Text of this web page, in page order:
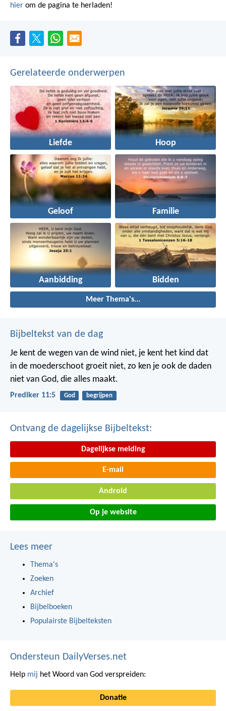
hier om de pagina te herladen!
Gerelateerde onderwerpen
Liefde Hoop
Geloof Familie
Aanbidding Bidden
Meer Thema's...
Bijbeltekst van de dag
Je kent de wegen van de wind niet, je kent het kind dat
in de moederschoot groeit niet, zo ken je ook de daden
niet van God, die alles maakt.
Prediker 11:5 God begrijpen
Ontvang de dagelijkse Bijbeltekst:
Dagelijkse melding
E-mail
Android
Op je website
Lees meer
Thema's
Zoeken
Archief
Bijbelboeken
Populairste Bijbelteksten
Ondersteun DailyVerses.net
Help mij het Woord van God verspreiden:
Donatie